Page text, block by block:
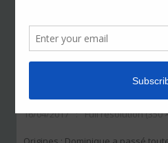
Dominique
16/04/2017 Full resolution (350